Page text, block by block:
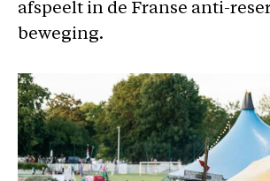
afspeelt in de Franse anti-
beweging.